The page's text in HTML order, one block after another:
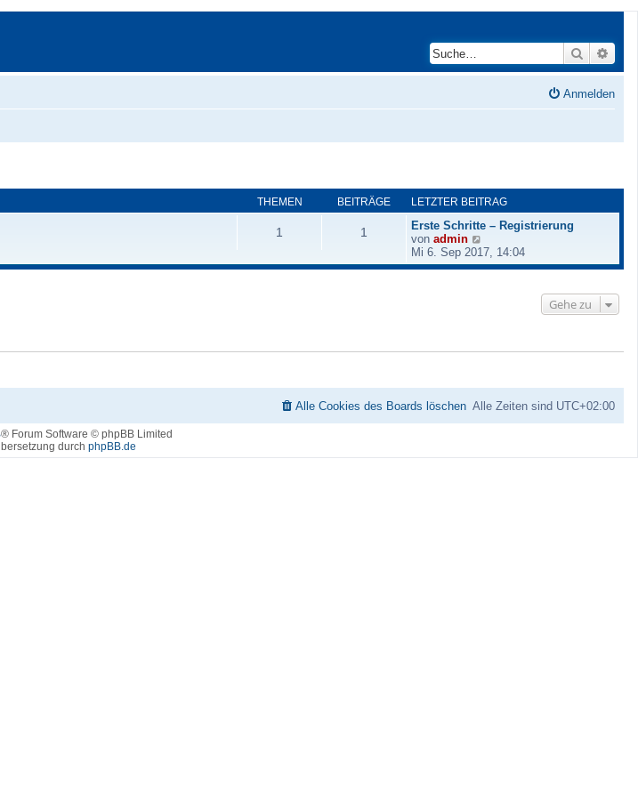
Suche
Anmelden
THEMEN BEITRÄGE LETZTER BEITRAG
1 1
Erste Schritte – Registrierung
von admin
e
u
a
g
Mi 6. Sep 2017, 14:04
Gehe zu
Alle Zeiten sind UTC+02:00
Alle Cookies des Boards löschen
® Forum Software © phpBB Limited
durch phpBB.de